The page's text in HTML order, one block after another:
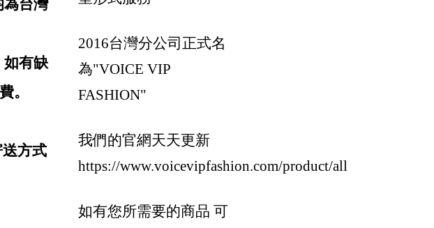
義大利果凍包
/ EA7
梵希
為台灣
如有缺
。
方式
2016台灣分公司正式名
為"VOICE VIP
FASHION"
我們的官網天天更新
https://www.voicevipfashion.com/product/all
如有您所需要的商品 可